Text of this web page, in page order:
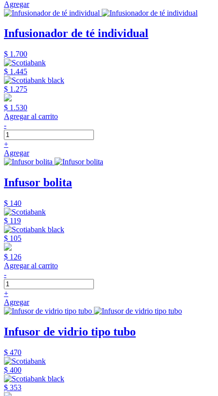
Agregar
Infusionador de té individual
$ 1.700
$ 1.445
$ 1.275
$ 1.530
Agregar al carrito
-
+
Agregar
Infusor bolita
$ 140
$ 119
$ 105
$ 126
Agregar al carrito
-
+
Agregar
Infusor de vidrio tipo tubo
$ 470
$ 400
$ 353